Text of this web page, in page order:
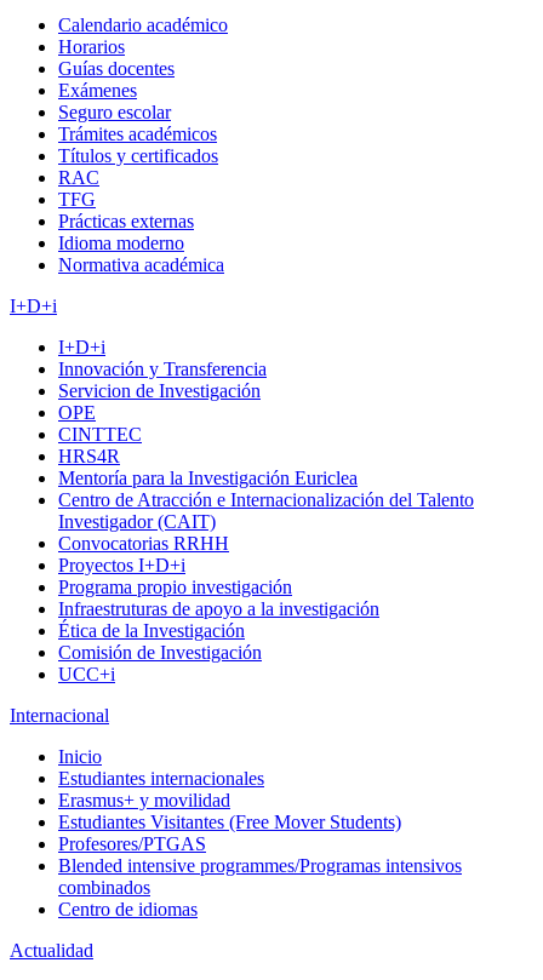
Calendario académico
Horarios
Guías docentes
Exámenes
Seguro escolar
Trámites académicos
Títulos y certificados
RAC
TFG
Prácticas externas
Idioma moderno
Normativa académica
I+D+i
I+D+i
Innovación y Transferencia
Servicion de Investigación
OPE
CINTTEC
HRS4R
Mentoría para la Investigación Euriclea
Centro de Atracción e Internacionalización del Talento
Investigador (CAIT)
Convocatorias RRHH
Proyectos I+D+i
Programa propio investigación
Infraestruturas de apoyo a la investigación
Ética de la Investigación
Comisión de Investigación
UCC+i
Internacional
Inicio
Estudiantes internacionales
Erasmus+ y movilidad
Estudiantes Visitantes (Free Mover Students)
Profesores/PTGAS
Blended intensive programmes/Programas intensivos
combinados
Centro de idiomas
Actualidad